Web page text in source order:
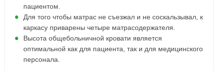
пациентом.
Для того чтобы матрас не съезжал и не соскальзывал, к
каркасу приварены четыре матрасодержателя.
Высота общебольничной кровати является
оптимальной как для пациента, так и для медицинского
персонала.